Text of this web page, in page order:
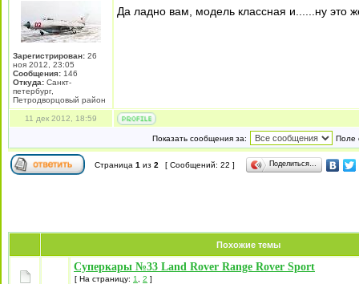
Зарегистрирован: 26
ноя 2012, 23:05
Сообщения: 146
Откуда: Санкт-
петербург,
Петродворцовый район
Да ладно вам, модель классная и......ну это
11 дек 2012, 18:59
Показать сообщения за: Поле
Страница 1 из 2 [ Сообщений: 22 ] Поделиться…
Похожие темы
Суперкары №33 Land Rover Range Rover Sport
[ На страницу: 1 2 ]